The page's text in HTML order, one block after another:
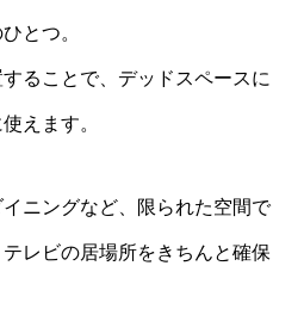
とつ。
ることで、デッドスペースに
えます。
ニングなど、限られた空間で
レビの居場所をきちんと確保